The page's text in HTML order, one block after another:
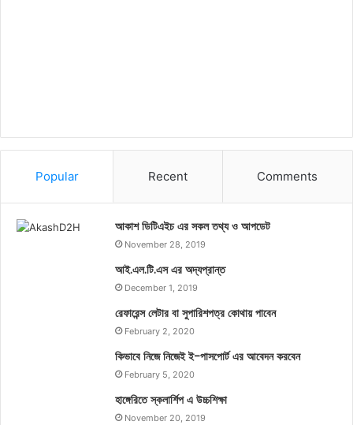
Popular Recent Comments
আকাশ ডিটিএইচ এর সকল তথ্য ও আপডেট
November 28, 2019
আই.এল.টি.এস এর অদ্যপ্রান্ত
December 1, 2019
রেফারেন্স লেটার বা সুপারিশপত্র কোথায় পাবেন
February 2, 2020
কিভাবে নিজে নিজেই ই-পাসপোর্ট এর আবেদন করবেন
February 5, 2020
হাঙ্গেরিতে স্কলার্শিপ এ উচ্চশিক্ষা
November 20, 2019